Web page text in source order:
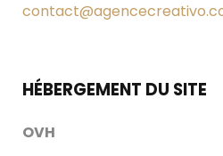
HÉBERGEMENT DU SITE
OVH